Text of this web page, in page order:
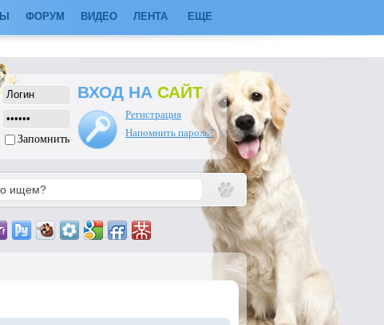
ФОРУМ ВИДЕО ЛЕНТА ЕЩЕ
Запомнить
ВХОД НА САЙТ
Регистрация
Напомнить пароль?